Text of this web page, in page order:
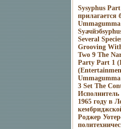
Sysyphus
прилагается
Several
Grooving
Two 9 The
Party Part 1
3 Set The
1965 году в
Роджер